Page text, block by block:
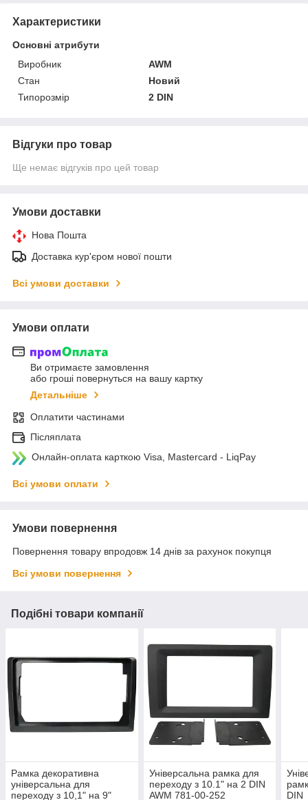
Характеристики
Основні атрибути
Виробник
AWM
Стан
Новий
Типорозмір
2 DIN
Відгуки про товар
Ще немає відгуків про цей товар
Умови доставки
Нова Пошта
Доставка кур'єром нової пошти
Всі умови доставки
Умови оплати
Ви отримаєте замовлення
або гроші повернуться на вашу картку
Детальніше
Оплатити частинами
Післяплата
Онлайн-оплата карткою Visa, Mastercard - LiqPay
Всі умови оплати
Умови повернення
Повернення товару впродовж 14 днів за рахунок покупця
Всі умови повернення
Подібні товари компанії
Рамка декоративна
універсальна для
переходу з 10,1" на 9"
Універсальна рамка для
переходу з 10.1" на 2 DIN
AWM 781-00-252
DIN